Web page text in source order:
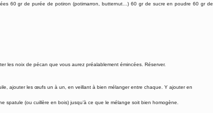
60 gr de purée de potiron (potimarron, butternut…) 60 gr de sucre en poudre 60 gr de
les noix de pécan que vous aurez préalablement émincées. Réserver.
ajouter les œufs un à un, en veillant à bien mélanger entre chaque. Y ajouter en
spatule (ou cuillère en bois) jusqu’à ce que le mélange soit bien homogène.